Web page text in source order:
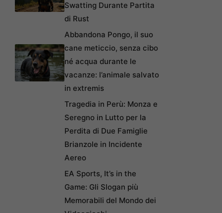
Swatting Durante Partita
di Rust
Abbandona Pongo, il suo
cane meticcio, senza cibo
né acqua durante le
vacanze: l’animale salvato
in extremis
Tragedia in Perù: Monza e
Seregno in Lutto per la
Perdita di Due Famiglie
Brianzole in Incidente
Aereo
EA Sports, It’s in the
Game: Gli Slogan più
Memorabili del Mondo dei